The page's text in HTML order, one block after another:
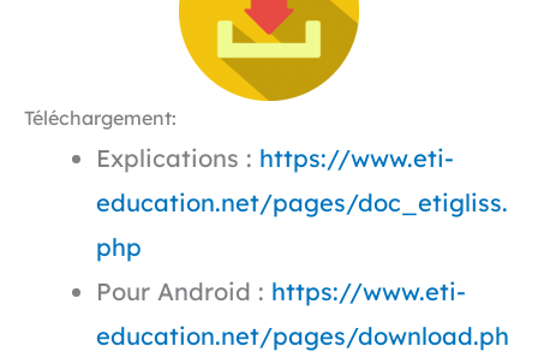
Téléchargement:
Explications : https://www.eti-
education.net/pages/doc_etigliss.
php
Pour Android : https://www.eti-
education.net/pages/download.ph